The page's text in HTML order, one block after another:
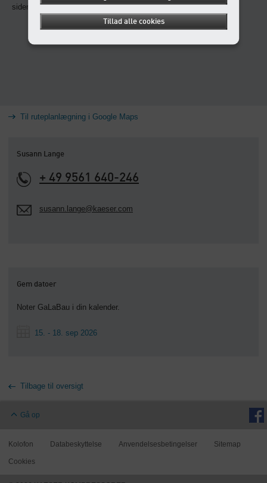
siden.
Til ruteplanlægning i Google Maps
Susann Lange
+ 49 9561 640-246
susann.lange@kaeser.com
Gem datoer
Noter GaLaBau i din kalender.
15. - 18. sep 2026
Tilbage til oversigt
Gå op
Kolofon Databeskyttelse Anvendelsesbetingelser Sitemap
Cookies
Tillad alle cookies